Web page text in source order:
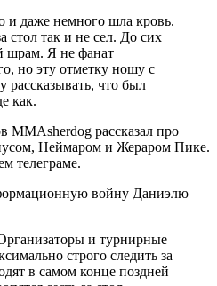
и даже немного шла кровь.
стол так и не сел. До сих
шрам. Я не фанат
но эту отметку ношу с
рассказывать, что был
как.
MMAsherdog рассказал про
Неймаром и Жераром Пике.
телеграме.
войну Даниэлю
и турнирные
строго следить за
в самом конце поздней